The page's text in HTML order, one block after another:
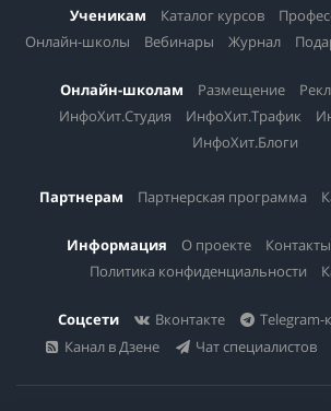
Ученикам Каталог курсов
Онлайн-школы
Вебинары Журнал
Онлайн-школам Размещение
ИнфоХит.Студия
ИнфоХит.Трафик
ИнфоХит.Блоги
Партнерам Партнерская программа
Информация О проекте Контакты
Политика конфиденциальности
Соцсети Вконтакте Telegram-
Канал в Дзене
Чат специалистов